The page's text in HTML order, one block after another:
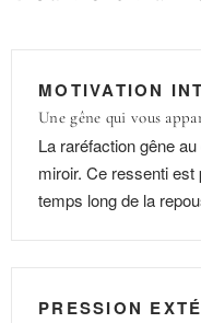
MOTIVATION
Une gêne qui vous
La raréfaction gêne
miroir. Ce ressenti
temps long de la
PRESSION